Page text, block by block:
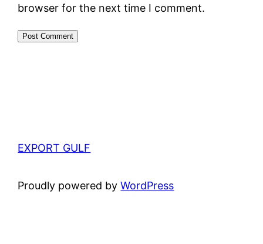
browser for the next time I comment.
EXPORT GULF
Proudly powered byWordPress